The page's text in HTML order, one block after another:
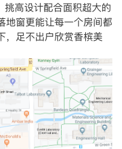
高设计配合面积超大的
地窗更能让每一个房间都
，足不出户欣赏香槟美